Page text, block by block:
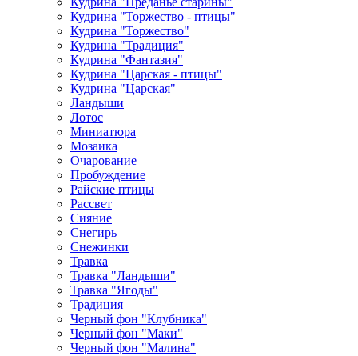
Кудрина "Торжество - птицы"
Кудрина "Торжество"
Кудрина "Традиция"
Кудрина "Фантазия"
Кудрина "Царская - птицы"
Кудрина "Царская"
Ландыши
Лотос
Миниатюра
Мозаика
Очарование
Пробуждение
Райские птицы
Рассвет
Сияние
Снегирь
Снежинки
Травка
Травка "Ландыши"
Травка "Ягоды"
Традиция
Черный фон "Клубника"
Черный фон "Маки"
Черный фон "Малина"